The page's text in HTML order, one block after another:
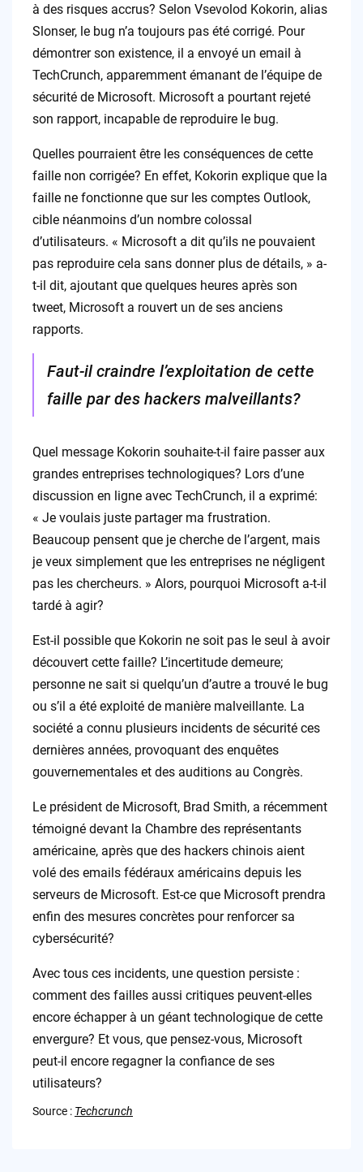
à des risques accrus? Selon Vsevolod Kokorin, alias
Slonser, le bug n’a toujours pas été corrigé. Pour
démontrer son existence, il a envoyé un email à
TechCrunch, apparemment émanant de l’équipe de
sécurité de Microsoft. Microsoft a pourtant rejeté
son rapport, incapable de reproduire le bug.
Quelles pourraient être les conséquences de cette
faille non corrigée? En effet, Kokorin explique que la
faille ne fonctionne que sur les comptes Outlook,
cible néanmoins d’un nombre colossal
d’utilisateurs. « Microsoft a dit qu’ils ne pouvaient
pas reproduire cela sans donner plus de détails, » a-
t-il dit, ajoutant que quelques heures après son
tweet, Microsoft a rouvert un de ses anciens
rapports.
Faut-il craindre l’exploitation de cette
faille par des hackers malveillants?
Quel message Kokorin souhaite-t-il faire passer aux
grandes entreprises technologiques? Lors d’une
discussion en ligne avec TechCrunch, il a exprimé:
« Je voulais juste partager ma frustration.
Beaucoup pensent que je cherche de l’argent, mais
je veux simplement que les entreprises ne négligent
pas les chercheurs. » Alors, pourquoi Microsoft a-t-il
tardé à agir?
Est-il possible que Kokorin ne soit pas le seul à avoir
découvert cette faille? L’incertitude demeure;
personne ne sait si quelqu’un d’autre a trouvé le bug
ou s’il a été exploité de manière malveillante. La
société a connu plusieurs incidents de sécurité ces
dernières années, provoquant des enquêtes
gouvernementales et des auditions au Congrès.
Le président de Microsoft, Brad Smith, a récemment
témoigné devant la Chambre des représentants
américaine, après que des hackers chinois aient
volé des emails fédéraux américains depuis les
serveurs de Microsoft. Est-ce que Microsoft prendra
enfin des mesures concrètes pour renforcer sa
cybersécurité?
Avec tous ces incidents, une question persiste :
comment des failles aussi critiques peuvent-elles
encore échapper à un géant technologique de cette
envergure? Et vous, que pensez-vous, Microsoft
peut-il encore regagner la confiance de ses
utilisateurs?
Source : Techcrunch